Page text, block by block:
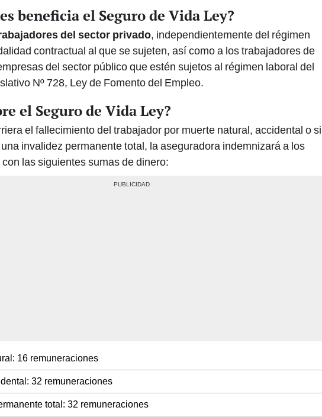
beneficia el Seguro de Vida Ley?
del sector privado, independientemente del régimen
contractual al que se sujeten, así como a los trabajadores de
del sector público que estén sujetos al régimen laboral del
Nº 728, Ley de Fomento del Empleo.
el Seguro de Vida Ley?
el fallecimiento del trabajador por muerte natural, accidental o si
invalidez permanente total, la aseguradora indemnizará a los
las siguientes sumas de dinero:
16 remuneraciones
32 remuneraciones
total: 32 remuneraciones